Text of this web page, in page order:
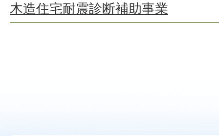
木造住宅耐震診断補助事業